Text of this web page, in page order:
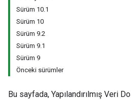
Sürüm 10.1
Sürüm 10
Sürüm 9.2
Sürüm 9.1
Sürüm 9
Önceki sürümler
Bu sayfada, Yapılandırılmış Veri